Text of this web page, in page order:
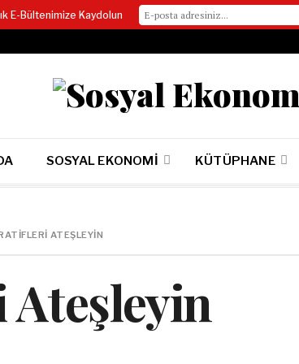
SOSYAL EKONOMI KÜTÜPHANE
ATEŞLEYIN
E-Bültenimize Kaydolun